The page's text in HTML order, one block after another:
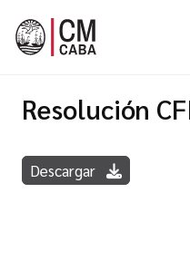
Resolución
Descargar